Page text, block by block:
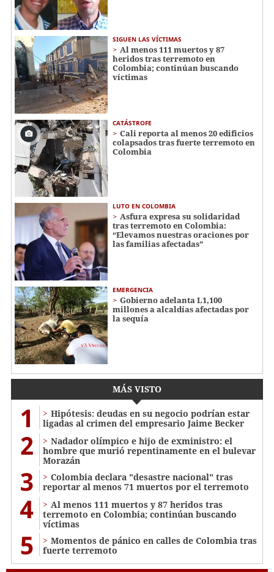
SIGUEN LAS VÍCTIMAS
Al menos 111 muertos y 87
heridos tras terremoto en
Colombia; continúan buscando
víctimas
CATÁSTROFE
Cali reporta al menos 20 edificios
colapsados tras fuerte terremoto en
Colombia
LUTO EN COLOMBIA
Asfura expresa su solidaridad
tras terremoto en Colombia:
“Elevamos nuestras oraciones por
las familias afectadas”
EMERGENCIA
Gobierno adelanta L1,100
millones a alcaldías afectadas por
la sequía
MÁS VISTO
1
Hipótesis: deudas en su negocio podrían estar
ligadas al crimen del empresario Jaime Becker
2
Nadador olímpico e hijo de exministro: el
hombre que murió repentinamente en el bulevar
Morazán
3
Colombia declara "desastre nacional" tras
reportar al menos 71 muertos por el terremoto
4
Al menos 111 muertos y 87 heridos tras
terremoto en Colombia; continúan buscando
víctimas
5
Momentos de pánico en calles de Colombia tras
fuerte terremoto